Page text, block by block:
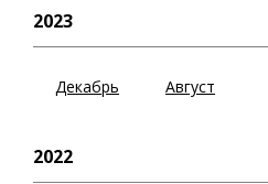
2023
Декабрь Август
2022